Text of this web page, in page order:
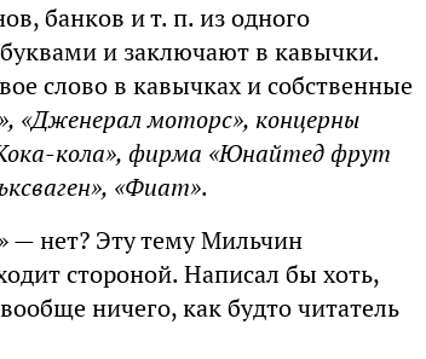
банков и т. п. из одного
и заключают в кавычки.
слово в кавычках и собственные
«Дженерал моторс», концерны
кола», фирма «Юнайтед фрут
«Фиат».
— нет? Эту тему Мильчин
стороной. Написал бы хоть,
ничего, как будто читатель